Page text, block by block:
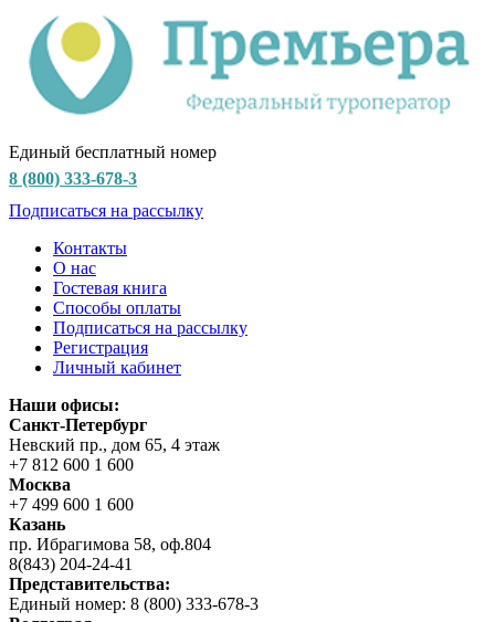
Единый бесплатный номер
8 (800) 333-678-3
Подписаться на рассылку
Контакты
О нас
Гостевая книга
Способы оплаты
Подписаться на рассылку
Регистрация
Личный кабинет
Наши офисы:
Санкт-Петербург
Невский пр., дом 65, 4 этаж
+7 812 600 1 600
Москва
+7 499 600 1 600
Казань
пр. Ибрагимова 58, оф.804
8(843) 204-24-41
Представительства:
Единый номер: 8 (800) 333-678-3